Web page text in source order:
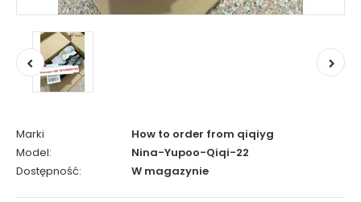
Marki
How to order from qiqiyg
Model:
Nina-Yupoo-Qiqi-22
Dostępność:
W magazynie